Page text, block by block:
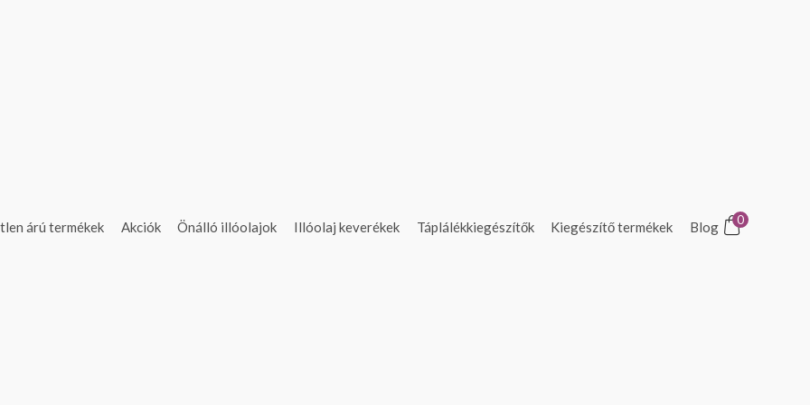
árú termékek Akciók Önálló illóolajok Illóolaj keverékek Táplálékkiegészítők Kiegészítő termékek Blog 0